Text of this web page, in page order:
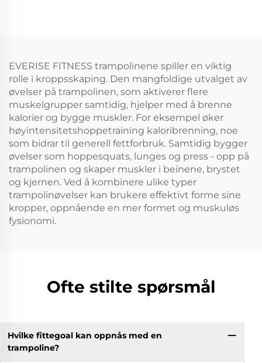
EVERISE FITNESS trampolinene spiller en viktig
rolle i kroppsskaping. Den mangfoldige utvalget av
øvelser på trampolinen, som aktiverer flere
muskelgrupper samtidig, hjelper med å brenne
kalorier og bygge muskler. For eksempel øker
høyintensitetshoppetraining kaloribrenning, noe
som bidrar til generell fettforbruk. Samtidig bygger
øvelser som hoppesquats, lunges og press - opp på
trampolinen og skaper muskler i beinene, brystet
og kjernen. Ved å kombinere ulike typer
trampolinøvelser kan brukere effektivt forme sine
kropper, oppnående en mer formet og muskuløs
fysionomi.
Ofte stilte spørsmål
Hvilke fittegoal kan oppnås med en
trampoline?